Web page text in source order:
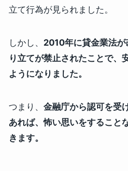
立て行為が見られました。
しかし、 2010年に貸金業法
り立てが禁止されたことで、
ようになりました。
つまり、 金融庁から認可を受
あれば、怖い思いをすること
きます。